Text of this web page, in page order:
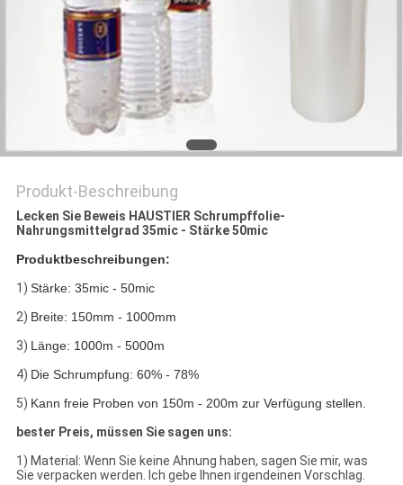
DATENSCHUTZRICHTLINIE
Produkt-Beschreibung
Lecken Sie Beweis HAUSTIER Schrumpffolie-
Nahrungsmittelgrad 35mic - Stärke 50mic
Produktbeschreibungen:
1) Stärke: 35mic - 50mic
2) Breite: 150mm - 1000mm
3) Länge: 1000m - 5000m
4) Die Schrumpfung: 60% - 78%
5) Kann freie Proben von 150m - 200m zur Verfügung stellen.
bester Preis, müssen Sie sagen uns:
1) Material: Wenn Sie keine Ahnung haben, sagen Sie mir, was
Sie verpacken werden. Ich gebe Ihnen irgendeinen Vorschlag.